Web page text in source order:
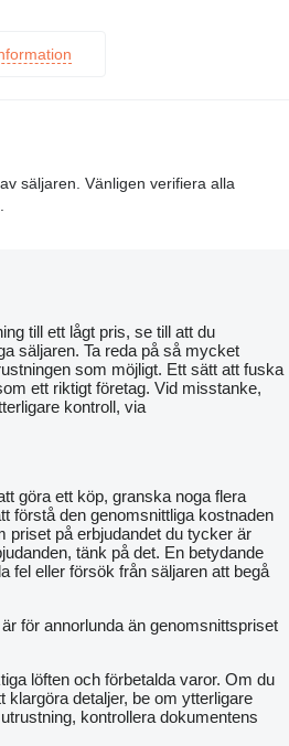
säljaren. Vänligen verifiera alla
till ett lågt pris, se till att du
säljaren. Ta reda på så mycket
som möjligt. Ett sätt att fuska
ett riktigt företag. Vid misstanke,
kontroll, via
göra ett köp, granska noga flera
förstå den genomsnittliga kostnaden
priset på erbjudandet du tycker är
tänk på det. En betydande
fel eller försök från säljaren att begå
för annorlunda än genomsnittspriset
löften och förbetalda varor. Om du
klargöra detaljer, be om ytterligare
kontrollera dokumentens